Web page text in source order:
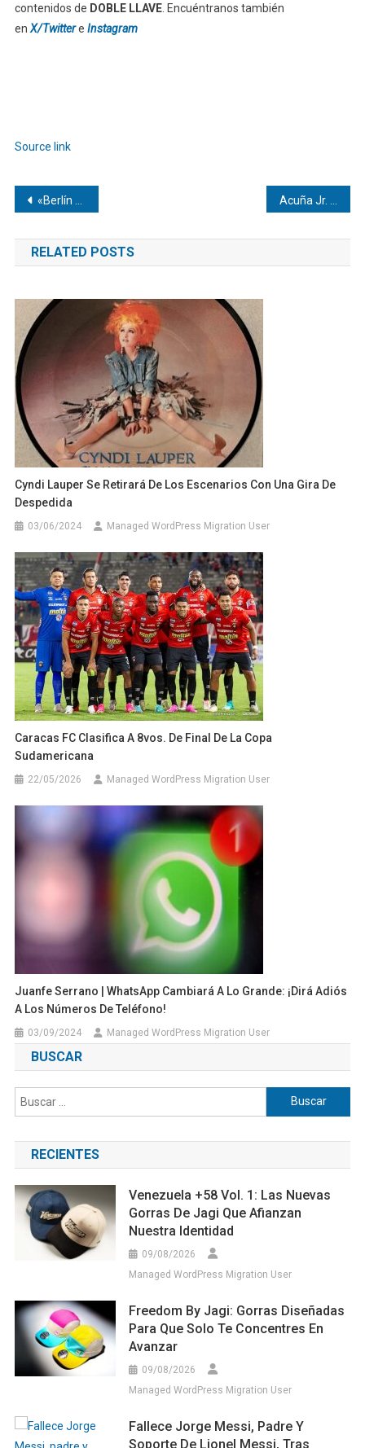
contenidos de DOBLE LLAVE. Encuéntranos también
en X/Twittere Instagram
Source link
Navegación
de
entradas
«Berlín y la Dama del Armiño» destrona los grandes éxitos de Netflix
RELATED POSTS
Cyndi Lauper Se Retirará De Los Escenarios Con Una Gira De
Despedida
03/06/2024 Managed WordPress Migration User
Caracas FC Clasifica A 8vos. De Final De La Copa
Sudamericana
22/05/2026 Managed WordPress Migration User
Juanfe Serrano | WhatsApp Cambiará A Lo Grande: ¡Dirá Adiós
A Los Números De Teléfono!
03/09/2024 Managed WordPress Migration User
BUSCAR
Buscar:
RECIENTES
Venezuela +58 Vol. 1: Las Nuevas
Gorras De Jagi Que Afianzan
Nuestra Identidad
09/08/2026
Managed WordPress Migration User
Freedom By Jagi: Gorras Diseñadas
Para Que Solo Te Concentres En
Avanzar
09/08/2026
Managed WordPress Migration User
Fallece Jorge Messi, Padre Y
Soporte De Lionel Messi, Tras